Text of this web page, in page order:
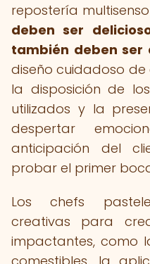
repostería
deben ser
también deben
diseño cuidadoso
la disposición de
utilizados y la
despertar
anticipación del
probar el primer
Los chefs
creativas para
impactantes, como